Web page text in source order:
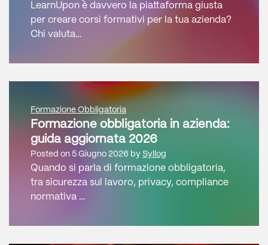
LearnUpon è davvero la piattaforma giusta
per creare corsi formativi per la tua azienda?
Chi valuta…
Formazione Obbligatoria
Formazione obbligatoria in azienda:
guida aggiornata 2026
Posted on 5 Giugno 2026 by Syllog
Quando si parla di formazione obbligatoria,
tra sicurezza sul lavoro, privacy, compliance
normativa …